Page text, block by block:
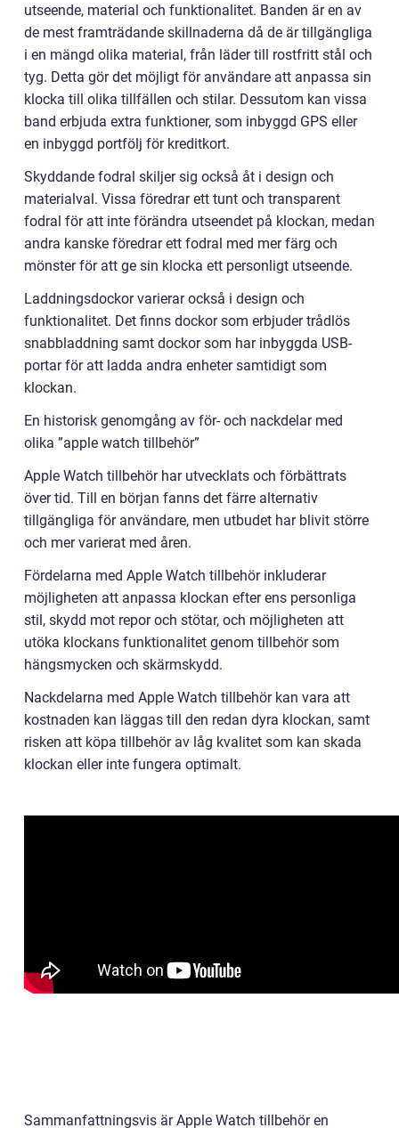
utseende, material och funktionalitet. Banden är en av
de mest framträdande skillnaderna då de är tillgängliga
i en mängd olika material, från läder till rostfritt stål och
tyg. Detta gör det möjligt för användare att anpassa sin
klocka till olika tillfällen och stilar. Dessutom kan vissa
band erbjuda extra funktioner, som inbyggd GPS eller
en inbyggd portfölj för kreditkort.
Skyddande fodral skiljer sig också åt i design och
materialval. Vissa föredrar ett tunt och transparent
fodral för att inte förändra utseendet på klockan, medan
andra kanske föredrar ett fodral med mer färg och
mönster för att ge sin klocka ett personligt utseende.
Laddningsdockor varierar också i design och
funktionalitet. Det finns dockor som erbjuder trådlös
snabbladdning samt dockor som har inbyggda USB-
portar för att ladda andra enheter samtidigt som
klockan.
En historisk genomgång av för- och nackdelar med
olika ”apple watch tillbehör”
Apple Watch tillbehör har utvecklats och förbättrats
över tid. Till en början fanns det färre alternativ
tillgängliga för användare, men utbudet har blivit större
och mer varierat med åren.
Fördelarna med Apple Watch tillbehör inkluderar
möjligheten att anpassa klockan efter ens personliga
stil, skydd mot repor och stötar, och möjligheten att
utöka klockans funktionalitet genom tillbehör som
hängsmycken och skärmskydd.
Nackdelarna med Apple Watch tillbehör kan vara att
kostnaden kan läggas till den redan dyra klockan, samt
risken att köpa tillbehör av låg kvalitet som kan skada
klockan eller inte fungera optimalt.
Sammanfattningsvis är Apple Watch tillbehör en